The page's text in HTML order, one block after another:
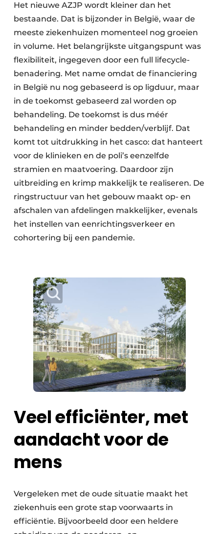
Het nieuwe AZJP wordt kleiner dan het
bestaande. Dat is bijzonder in België, waar de
meeste ziekenhuizen momenteel nog groeien
in volume. Het belangrijkste uitgangspunt was
flexibiliteit, ingegeven door een full lifecycle-
benadering. Met name omdat de financiering
in België nu nog gebaseerd is op ligduur, maar
in de toekomst gebaseerd zal worden op
behandeling. De toekomst is dus méér
behandeling en minder bedden/verblijf. Dat
komt tot uitdrukking in het casco: dat hanteert
voor de klinieken en de poli’s eenzelfde
stramien en maatvoering. Daardoor zijn
uitbreiding en krimp makkelijk te realiseren. De
ringstructuur van het gebouw maakt op- en
afschalen van afdelingen makkelijker, evenals
het instellen van eenrichtingsverkeer en
cohortering bij een pandemie.
Veel efficiënter, met
aandacht voor de
mens
Vergeleken met de oude situatie maakt het
ziekenhuis een grote stap voorwaarts in
efficiëntie. Bijvoorbeeld door een heldere